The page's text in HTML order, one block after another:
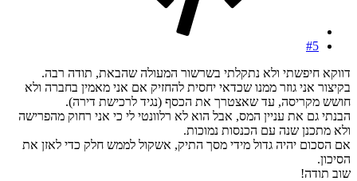
#5
דווקא חיפשתי ולא נתקלתי בשרשור המעולה שהבאת, תודה רבה.
בקיצור אני גוזר ממנו שכדאי יחסית להחזיק אם אני מאמין בחברה ולא
חושש מקריסה, עד שאצטרך את הכסף (נגיד לרכישת דירה).
הבנתי גם את עניין המס, אבל הוא לא רלוונטי לי כי אני רחוק מהפרישה
ולא מתכנן שנה עם הכנסות נמוכות.
אם הסכום יהיה גדול מידי מסך התיק, אשקול לממש חלק כדי לאזן את
הסיכון.
שוב תודה!